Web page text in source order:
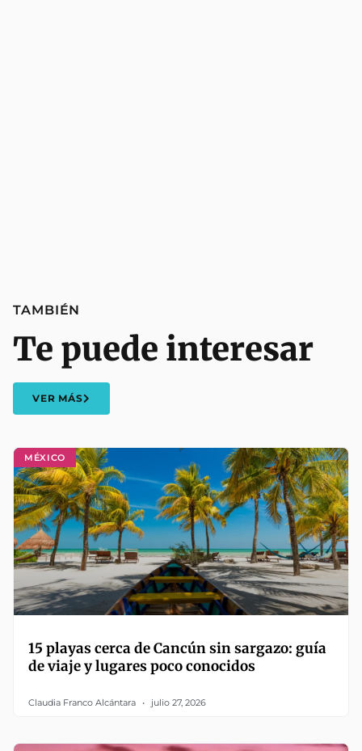
MÉXICO
15 playas cerca de Cancún sin sargazo: guía
de viaje y lugares poco conocidos
Claudia Franco Alcántara julio 27, 2026
TAMBIÉN
Te puede interesar
VER MÁS